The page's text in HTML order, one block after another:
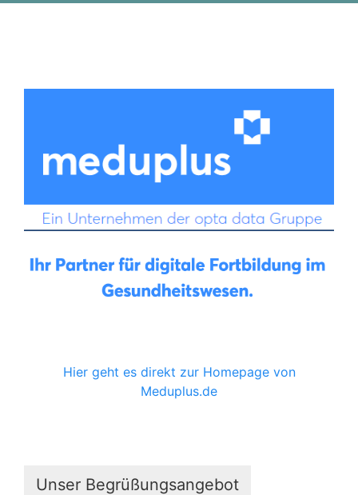
Hier geht es direkt zur Homepage von
Meduplus.de
Unser Begrüßungsangebot